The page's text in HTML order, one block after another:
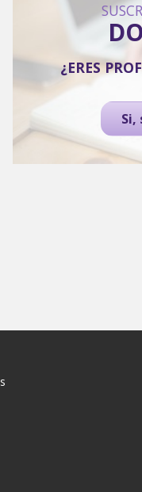
¿ERES
Si,